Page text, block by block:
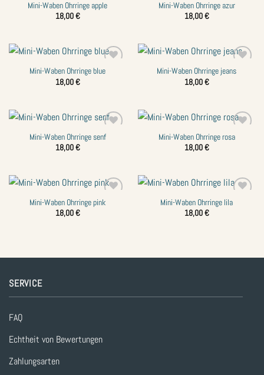
Zur
Mini-Waben Ohrringe apple
18,00€
Zur
Mini-Waben Ohrringe azur
18,00€
Zur
Mini-Waben Ohrringe blue
18,00€
Zur
Mini-Waben Ohrringe jeans
18,00€
Zur
Mini-Waben Ohrringe senf
18,00€
Zur
Mini-Waben Ohrringe rosa
18,00€
Zur
Mini-Waben Ohrringe pink
18,00€
Zur
Mini-Waben Ohrringe lila
18,00€
SERVICE
FAQ
Echtheit von Bewertungen
Zahlungsarten